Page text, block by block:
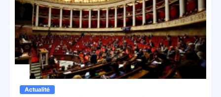
Actualité